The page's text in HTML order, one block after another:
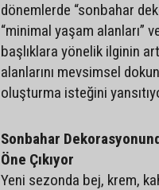
dönemlerde “sonbahar
“minimal yaşam alanları”
başlıklara yönelik ilginin
alanlarını mevsimsel
oluşturma isteğini
Sonbahar
Öne Çıkıyor
Yeni sezonda bej, krem,